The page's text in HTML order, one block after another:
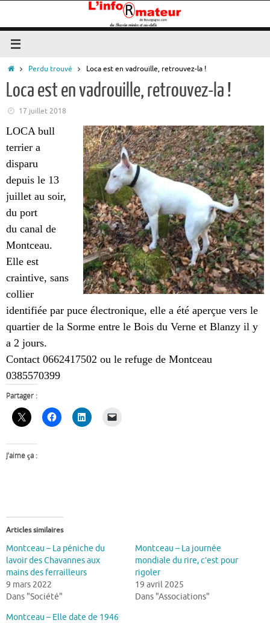
contenu
AccueilPerdu trouvé Loca est en vadrouille, retrouvez-la !
Loca est en vadrouille, retrouvez-la !
17 juillet 2018
LOCA bull
terrier a
disparu
depuis le 13
juillet au soir,
du port
du canal de
Montceau.
Elle est
craintive, sans
collier
identifiée par puce électronique, elle a été aperçue vers le
quartier de la Sorme entre le Bois du Verne et Blanzy il y
a 2 jours.
Contact 0662417502 ou le refuge de Montceau
0385570399
Partager :
J’aime ça :
Articles similaires
Montceau – La péniche du
lavoir des Chavannes aux
mains des ferrailleurs
9 mars 2022
Dans "Société"
Montceau – La journée
mondiale du rire, c’est pour
rigoler
19 avril 2025
Dans "Associations"
Montceau – Elle date de 1946